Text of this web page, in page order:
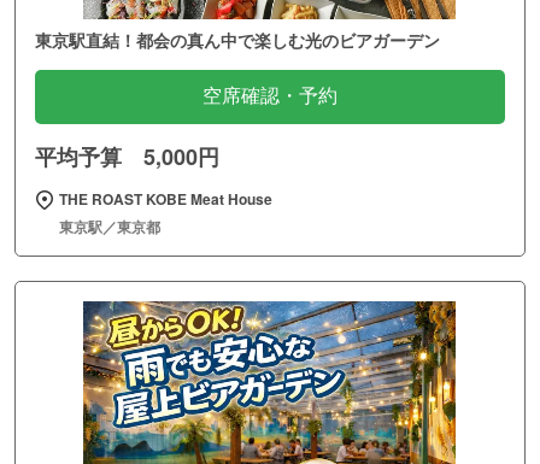
東京駅直結！都会の真ん中で楽しむ光のビアガーデン
空席確認・予約
平均予算 5,000円
THE ROAST KOBE Meat House
東京駅／東京都